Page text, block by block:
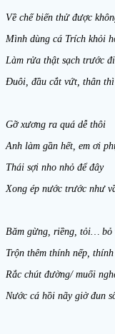
Về chế biến thử được
Mình dùng cá Trích khỏi
Làm rửa thật sạch trước đi
Đuôi, đầu cắt vứt, thân
Gỡ xương ra quá dễ thôi
Anh làm gần hết, em ơi
Thái sợi nho nhỏ để đây
Xong ép nước trước như
Băm gừng, riềng, tỏi… bỏ
Trộn thêm thính nếp,
Rắc chút đường/ muối
Nước cá hồi nãy giờ đun